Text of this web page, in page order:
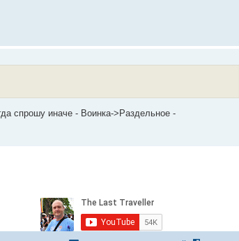
спрошу иначе - Воинка->Раздельное -